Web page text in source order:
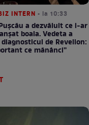
INTERN • la 10:33
a dezvăluit ce i-ar
boala. Vedeta a
de Revelion:
ce mănânci”